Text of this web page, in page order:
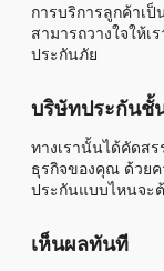
การบริการลูกค้าเ
สามารถวางใจให้
ประกันภัย
บริษัทประกันชั้
ทางเรานั้นได้คัดส
ธุรกิจของคุณ ด้วยค
ประกันแบบไหนจะ
เห็นผลทันที